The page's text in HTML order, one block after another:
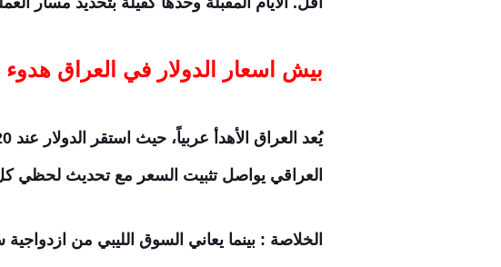
بيش اسعار الدولار في العراق
العراقي يواصل تثبيت السعر مع تحديث لحظي كل 15
الخلاصة : بينما يعاني السوق الليبي من